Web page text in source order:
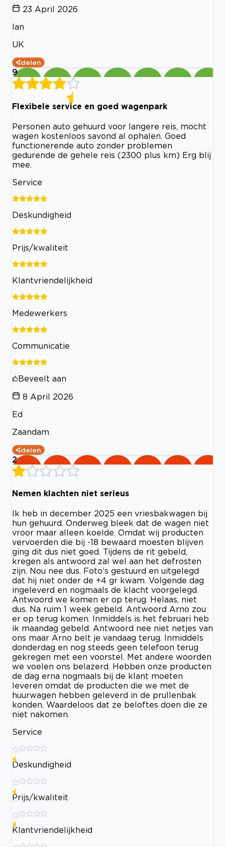
23 April 2026
Ian
UK
delen
9
Flexibele service en goed wagenpark
Personen auto gehuurd voor langere reis, mocht
wagen kostenloos savond al ophalen. Goed
functionerende auto zonder problemen
gedurende de gehele reis (2300 plus km) Erg blij
mee.
Service
Deskundigheid
Prijs/kwaliteit
Klantvriendelijkheid
Medewerkers
Communicatie
Beveelt aan
8 April 2026
Ed
Zaandam
delen
2
Nemen klachten niet serieus
Ik heb in december 2025 een vriesbakwagen bij
hun gehuurd. Onderweg bleek dat de wagen niet
vroor maar alleen koelde. Omdat wij producten
vervoerden die bij -18 bewaard moesten blijven
ging dit dus niet goed. Tijdens de rit gebeld,
kregen als antwoord zal wel aan het defrosten
zijn. Nou nee dus. Foto’s gestuurd en uitgelegd
dat hij niet onder de +4 gr kwam. Volgende dag
ingeleverd en nogmaals de klacht voorgelegd.
Antwoord we komen er op terug. Helaas, niet
dus. Na ruim 1 week gebeld. Antwoord Arno zou
er op terug komen. Inmiddels is het februari heb
ik maandag gebeld. Antwoord nee niet netjes van
ons maar Arno belt je vandaag terug. Inmiddels
donderdag en nog steeds geen telefoon terug
gekregen met een voorstel. Met andere woorden
we voelen ons belazerd. Hebben onze producten
de dag erna nogmaals bij de klant moeten
leveren omdat de producten die we met de
huurwagen hebben geleverd in de prullenbak
konden. Waardeloos dat ze beloftes doen die ze
niet nakomen.
Service
Deskundigheid
Prijs/kwaliteit
Klantvriendelijkheid